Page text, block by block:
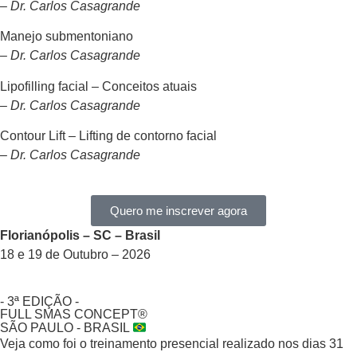
– Dr. Carlos Casagrande
Manejo submentoniano
– Dr. Carlos Casagrande
Lipofilling facial – Conceitos atuais
– Dr. Carlos Casagrande
Contour Lift – Lifting de contorno facial
– Dr. Carlos Casagrande
Quero me inscrever agora
Florianópolis – SC – Brasil
18 e 19 de Outubro – 2026
- 3ª EDIÇÃO -
FULL SMAS CONCEPT®
SÃO PAULO - BRASIL
Veja como foi o treinamento presencial realizado nos dias 31